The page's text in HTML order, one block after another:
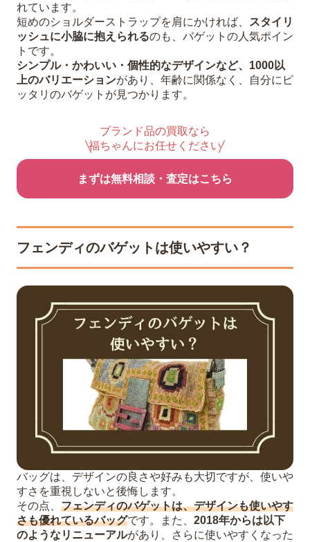
れています。
短めのショルダーストラップを肩にかければ、
スタイリ
ッシュに小脇に抱えられるのも、バゲットの人気ポイン
トです。
シンプル・かわいい・個性的なデザインなど、1000以
上のバリエーションがあり、年齢に関係なく、自分にピ
ッタリのバゲットが見つかります。
ブランド品の買取なら
福ちゃんにお任せください
まずは無料相談・査定はこちら
フェンディのバゲットは使いやすい？
バッグは、デザインの良さや好みも大切ですが、使いや
すさを重視しないと後悔します。
その点、 フェンディのバゲットは、デザインも使いやす
さも優れているバッグです。また、 2018年からは以下
のようなリニューアルがあり、さらに使いやすくなった